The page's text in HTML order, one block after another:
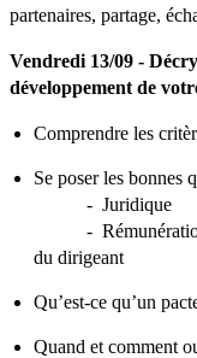
partenaires, partage,
Vendredi 13/09 -
développement de
Comprendre les
Se poser les bonnes
- Juridique
- Rémunération
du dirigeant
Qu’est-ce qu’un
Quand et comment